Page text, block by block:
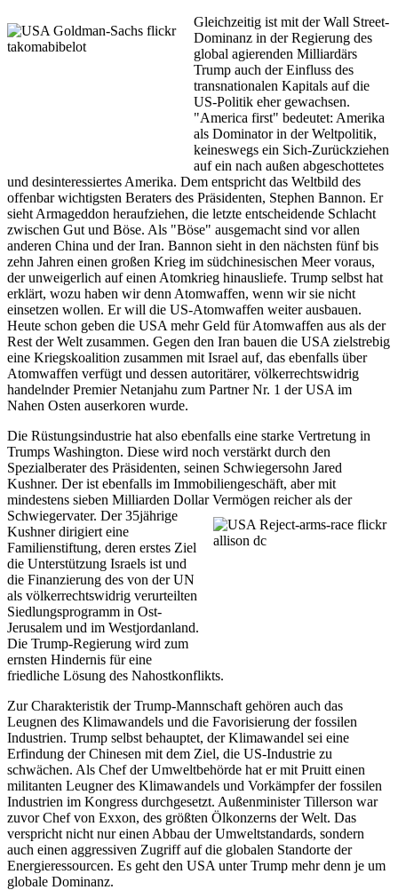
Gleichzeitig ist mit der Wall Street-
Dominanz in der Regierung des
global agierenden Milliardärs
Trump auch der Einfluss des
transnationalen Kapitals auf die
US-Politik eher gewachsen.
"America first" bedeutet: Amerika
als Dominator in der Weltpolitik,
keineswegs ein Sich-Zurückziehen
auf ein nach außen abgeschottetes
und desinteressiertes Amerika. Dem entspricht das Weltbild des
offenbar wichtigsten Beraters des Präsidenten, Stephen Bannon. Er
sieht Armageddon heraufziehen, die letzte entscheidende Schlacht
zwischen Gut und Böse. Als "Böse" ausgemacht sind vor allen
anderen China und der Iran. Bannon sieht in den nächsten fünf bis
zehn Jahren einen großen Krieg im südchinesischen Meer voraus,
der unweigerlich auf einen Atomkrieg hinausliefe. Trump selbst hat
erklärt, wozu haben wir denn Atomwaffen, wenn wir sie nicht
einsetzen wollen. Er will die US-Atomwaffen weiter ausbauen.
Heute schon geben die USA mehr Geld für Atomwaffen aus als der
Rest der Welt zusammen. Gegen den Iran bauen die USA zielstrebig
eine Kriegskoalition zusammen mit Israel auf, das ebenfalls über
Atomwaffen verfügt und dessen autoritärer, völkerrechtswidrig
handelnder Premier Netanjahu zum Partner Nr. 1 der USA im
Nahen Osten auserkoren wurde.
Die Rüstungsindustrie hat also ebenfalls eine starke Vertretung in
Trumps Washington. Diese wird noch verstärkt durch den
Spezialberater des Präsidenten, seinen Schwiegersohn Jared
Kushner. Der ist ebenfalls im Immobiliengeschäft, aber mit
mindestens sieben Milliarden Dollar Vermögen reicher als der
Schwiegervater. Der 35jährige
Kushner dirigiert eine
Familienstiftung, deren erstes Ziel
die Unterstützung Israels ist und
die Finanzierung des von der UN
als völkerrechtswidrig verurteilten
Siedlungsprogramm in Ost-
Jerusalem und im Westjordanland.
Die Trump-Regierung wird zum
ernsten Hindernis für eine
friedliche Lösung des Nahostkonflikts.
Zur Charakteristik der Trump-Mannschaft gehören auch das
Leugnen des Klimawandels und die Favorisierung der fossilen
Industrien. Trump selbst behauptet, der Klimawandel sei eine
Erfindung der Chinesen mit dem Ziel, die US-Industrie zu
schwächen. Als Chef der Umweltbehörde hat er mit Pruitt einen
militanten Leugner des Klimawandels und Vorkämpfer der fossilen
Industrien im Kongress durchgesetzt. Außenminister Tillerson war
zuvor Chef von Exxon, des größten Ölkonzerns der Welt. Das
verspricht nicht nur einen Abbau der Umweltstandards, sondern
auch einen aggressiven Zugriff auf die globalen Standorte der
Energieressourcen. Es geht den USA unter Trump mehr denn je um
globale Dominanz.